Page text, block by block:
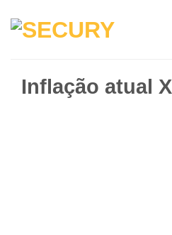
Inflação atual